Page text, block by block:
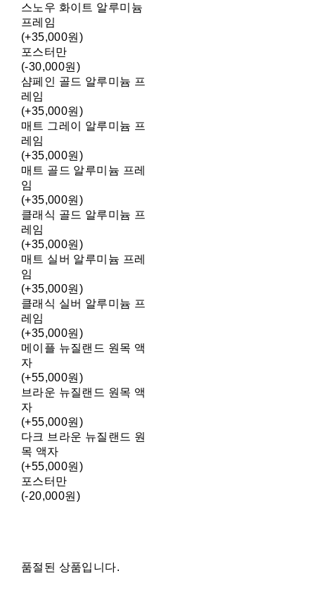
스노우 화이트 알루미늄
프레임
(+35,000원)
포스터만
(-30,000원)
샴페인 골드 알루미늄 프
레임
(+35,000원)
매트 그레이 알루미늄 프
레임
(+35,000원)
매트 골드 알루미늄 프레
임
(+35,000원)
클래식 골드 알루미늄 프
레임
(+35,000원)
매트 실버 알루미늄 프레
임
(+35,000원)
클래식 실버 알루미늄 프
레임
(+35,000원)
메이플 뉴질랜드 원목 액
자
(+55,000원)
브라운 뉴질랜드 원목 액
자
(+55,000원)
다크 브라운 뉴질랜드 원
목 액자
(+55,000원)
포스터만
(-20,000원)
품절된 상품입니다.